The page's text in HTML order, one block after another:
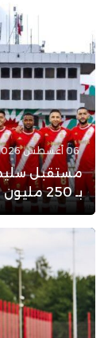
06 أغسطس 2026 - 14:00
مستقبل
بـ 250 مليون سنتيم من سيمبا التنزاني